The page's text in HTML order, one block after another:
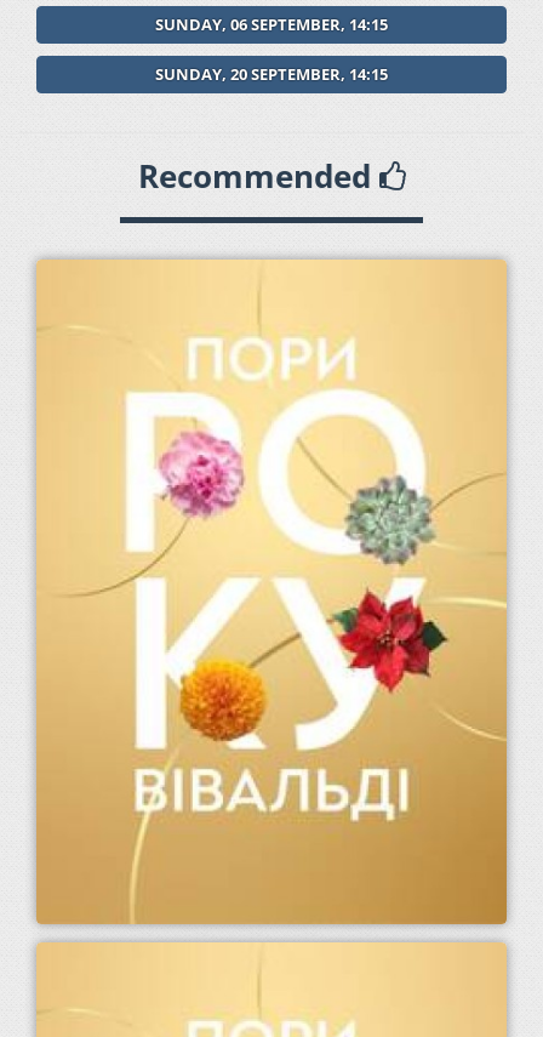
SUNDAY, 06 SEPTEMBER, 14:15
SUNDAY, 20 SEPTEMBER, 14:15
Recommended